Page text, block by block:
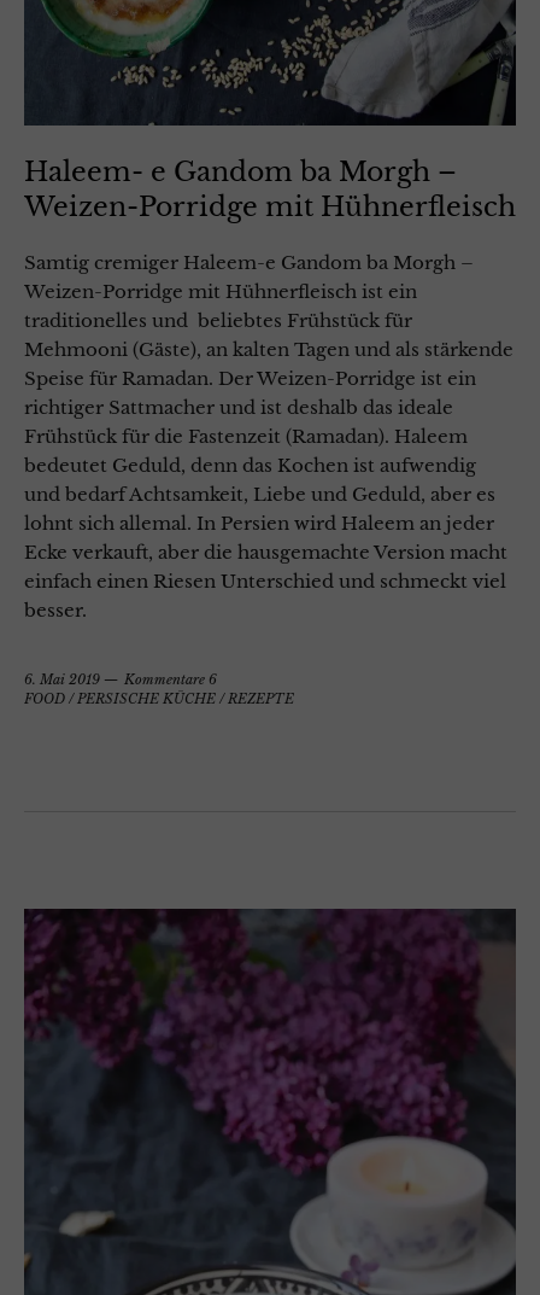
Haleem- e Gandom ba Morgh –
Weizen-Porridge mit Hühnerfleisch
Samtig cremiger Haleem-e Gandom ba Morgh –
Weizen-Porridge mit Hühnerfleisch ist ein
traditionelles und beliebtes Frühstück für
Mehmooni (Gäste), an kalten Tagen und als stärkende
Speise für Ramadan. Der Weizen-Porridge ist ein
richtiger Sattmacher und ist deshalb das ideale
Frühstück für die Fastenzeit (Ramadan). Haleem
bedeutet Geduld, denn das Kochen ist aufwendig
und bedarf Achtsamkeit, Liebe und Geduld, aber es
lohnt sich allemal. In Persien wird Haleem an jeder
Ecke verkauft, aber die hausgemachte Version macht
einfach einen Riesen Unterschied und schmeckt viel
besser.
6. Mai 2019
Kommentare 6
FOOD / PERSISCHE KÜCHE / REZEPTE